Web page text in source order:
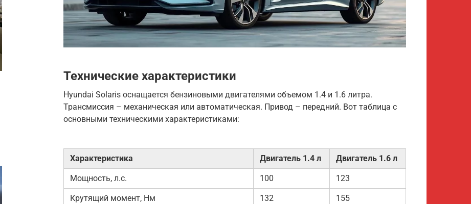
Технические характеристики
Hyundai Solaris оснащается бензиновыми двигателями объемом 1.4 и 1.6 литра.
Трансмиссия – механическая или автоматическая. Привод – передний. Вот таблица с
основными техническими характеристиками:
Характеристика Двигатель 1.4 л Двигатель 1.6 л
Мощность, л.с. 100 123
Крутящий момент, Нм 132 155